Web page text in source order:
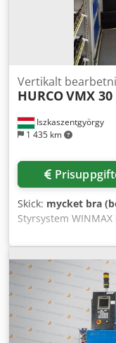
Iszkaszentgyörgy
1 435 km
Vertikalt
HURCOVMX
Skick: mycket bra
Styrsystem
1020 × 510 mm
mm Y-rörelse 510
Varvtalsområde
platser Fäste
m/min
Mått L x B x H =
Anvef Utrustning,
DXF, NCPP/ISNC,